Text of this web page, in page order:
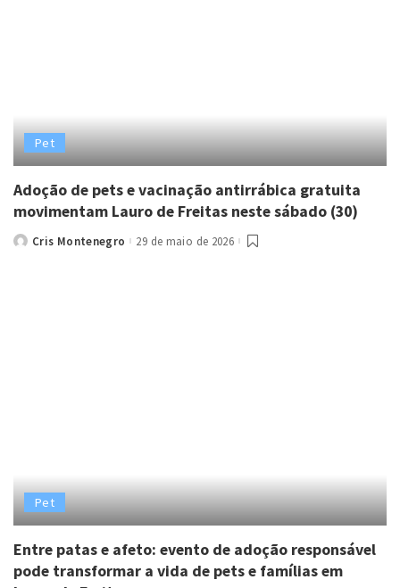
Pet
Adoção de pets e vacinação antirrábica gratuita
movimentam Lauro de Freitas neste sábado (30)
PostedCris Montenegro 29 de maio de 2026
Pet
Entre patas e afeto: evento de adoção responsável
pode transformar a vida de pets e famílias em